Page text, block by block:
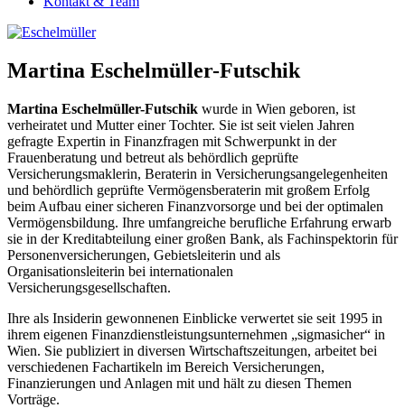
Martina Eschelmüller-Futschik
Martina Eschelmüller-Futschik wurde in Wien geboren, ist
verheiratet und Mutter einer Tochter. Sie ist seit vielen Jahren
gefragte Expertin in Finanzfragen mit Schwerpunkt in der
Frauenberatung und betreut als behördlich geprüfte
Versicherungsmaklerin, Beraterin in Versicherungsangelegenheiten
und behördlich geprüfte Vermögensberaterin mit großem Erfolg
beim Aufbau einer sicheren Finanzvorsorge und bei der optimalen
Vermögensbildung. Ihre umfangreiche berufliche Erfahrung erwarb
sie in der Kreditabteilung einer großen Bank, als Fachinspektorin für
Personenversicherungen, Gebietsleiterin und als
Organisationsleiterin bei internationalen
Versicherungsgesellschaften.
Ihre als Insiderin gewonnenen Einblicke verwertet sie seit 1995 in
ihrem eigenen Finanzdienstleistungsunternehmen „sigmasicher“ in
Wien. Sie publiziert in diversen Wirtschaftszeitungen, arbeitet bei
verschiedenen Fachartikeln im Bereich Versicherungen,
Finanzierungen und Anlagen mit und hält zu diesen Themen
Vorträge.